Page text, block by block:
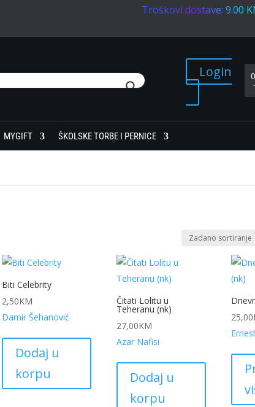
Troškovi dostave: 9.00
Login
MYGIFT ŠKOLSKE TORBE I PERNICE
Biti Celebrity
2,50KM
Damir Šehanović
Dodaj u
korpu
Čitati Lolitu u
Teheranu (nk)
27,00KM
Azar Nafisi
Dodaj u
korpu
25,00